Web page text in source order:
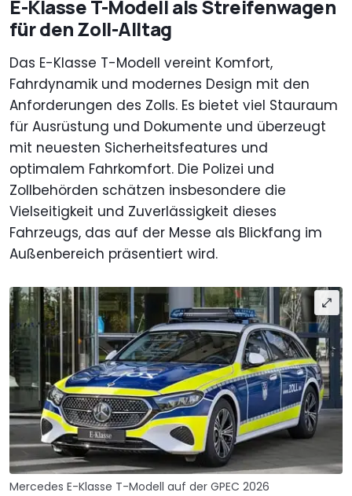
E-Klasse T-Modell als Streifenwagen
für den Zoll-Alltag
Das E-Klasse T-Modell vereint Komfort,
Fahrdynamik und modernes Design mit den
Anforderungen des Zolls. Es bietet viel Stauraum
für Ausrüstung und Dokumente und überzeugt
mit neuesten Sicherheitsfeatures und
optimalem Fahrkomfort. Die Polizei und
Zollbehörden schätzen insbesondere die
Vielseitigkeit und Zuverlässigkeit dieses
Fahrzeugs, das auf der Messe als Blickfang im
Außenbereich präsentiert wird.
Mercedes E-Klasse T-Modell auf der GPEC 2026